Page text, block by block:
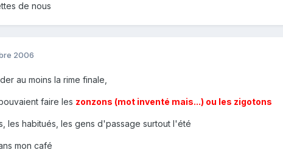
de nous
2006
au moins la rime finale,
faire les zonzons (mot inventé mais...) ou les zigotons
les habitués, les gens d'passage surtout l'été
mon café